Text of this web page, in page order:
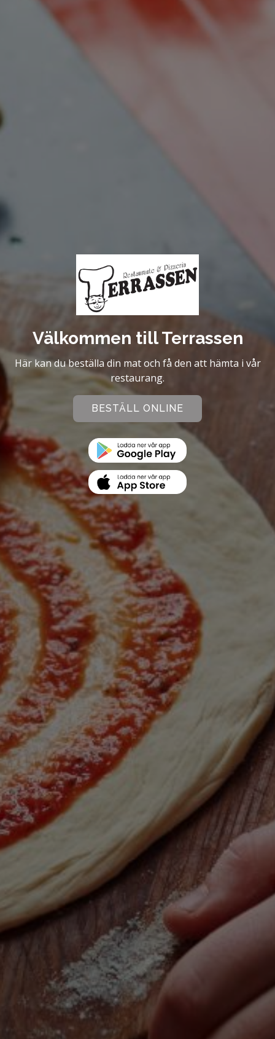
Välkommen till Terrassen
Här kan du beställa din mat och få den att hämta i vår
restaurang.
BESTÄLL ONLINE